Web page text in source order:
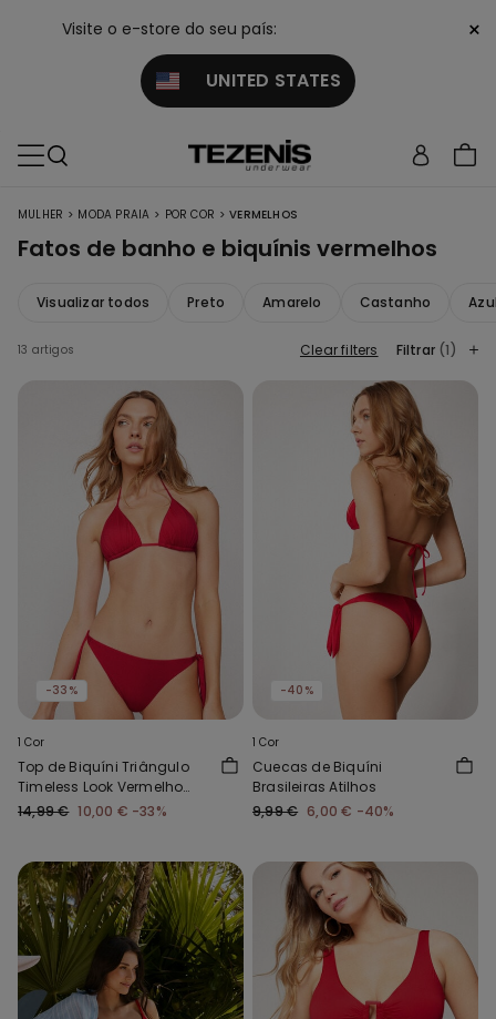
Visite o e-store do seu país:
UNITED STATES
×
MULHER > MODA PRAIA > POR COR > VERMELHOS
Fatos de banho e biquínis vermelhos
Visualizar todos Preto Amarelo Castanho
13 artigos Clear filters Filtrar (1)
-33%
1 Cor
Top de Biquíni Triângulo
Timeless Look Vermelho
Gloss
14,99 € 10,00 € -33%
-40%
1 Cor
Cuecas de Biquíni
Brasileiras Atilhos
9,99 € 6,00 € -40%